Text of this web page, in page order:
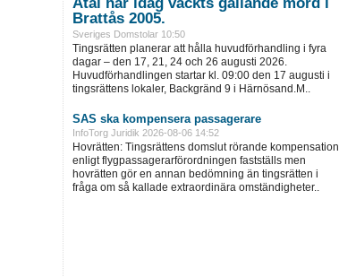
Brattås 2005.
Sveriges Domstolar 10:50
Tingsrätten planerar att hålla huvudförhandling i fyra
dagar – den 17, 21, 24 och 26 augusti 2026.
Huvudförhandlingen startar kl. 09:00 den 17 augusti i
tingsrättens lokaler, Backgränd 9 i Härnösand.M..
SAS ska kompensera passagerare
InfoTorg Juridik 2026-08-06 14:52
Hovrätten: Tingsrättens domslut rörande kompensation
enligt flygpassagerarförordningen fastställs men
hovrätten gör en annan bedömning än tingsrätten i
fråga om så kallade extraordinära omständigheter..